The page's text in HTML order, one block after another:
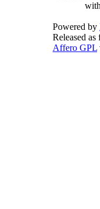
Powered by
Released
Affero GPL